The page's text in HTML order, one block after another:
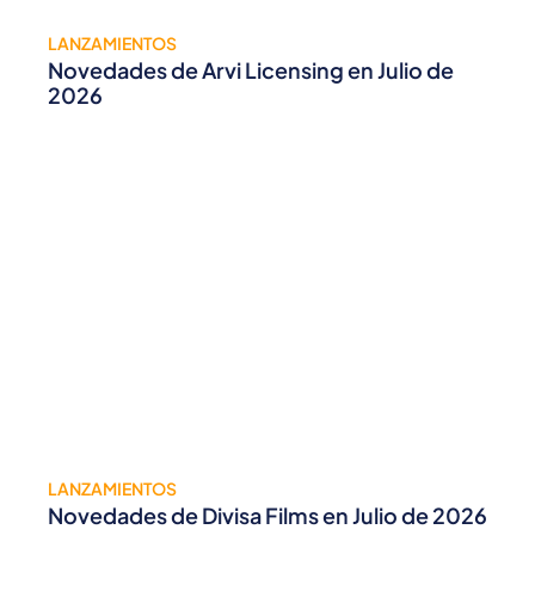
LANZAMIENTOS
Novedades de Arvi Licensing en Julio de
2026
LANZAMIENTOS
Novedades de Divisa Films en Julio de 2026